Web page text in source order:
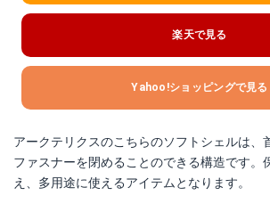
楽天で見る
Yahoo!ショッピングで見る
アークテリクスのこちらのソフトシェルは、
ファスナーを閉めることのできる構造です。
え、多用途に使えるアイテムとなります。